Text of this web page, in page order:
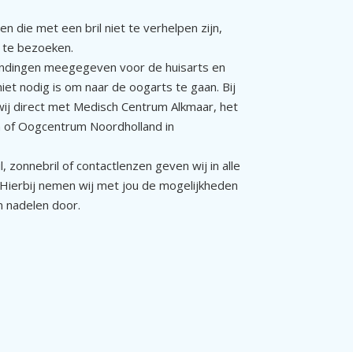
die met een bril niet te verhelpen zijn,
bezoeken.
meegegeven voor de huisarts en
nodig is om naar de oogarts te gaan. Bij
direct met Medisch Centrum Alkmaar, het
Oogcentrum Noordholland in
zonnebril of contactlenzen geven wij in alle
nemen wij met jou de mogelijkheden
nadelen door.